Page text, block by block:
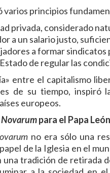
varios principios
privada, considerado
a un salario justo,
a formar
de regular las
entre el capitalismo
de su tiempo, inspiró
europeos.
para el Papa
no era sólo una
de la Iglesia en el
una tradición de retirada